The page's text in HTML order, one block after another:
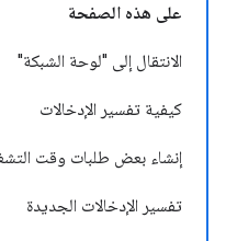
على هذه الصفحة
الانتقال إلى "لوحة الشبكة"
كيفية تفسير الإدخالات
إنشاء بعض طلبات وقت
تفسير الإدخالات الجديدة